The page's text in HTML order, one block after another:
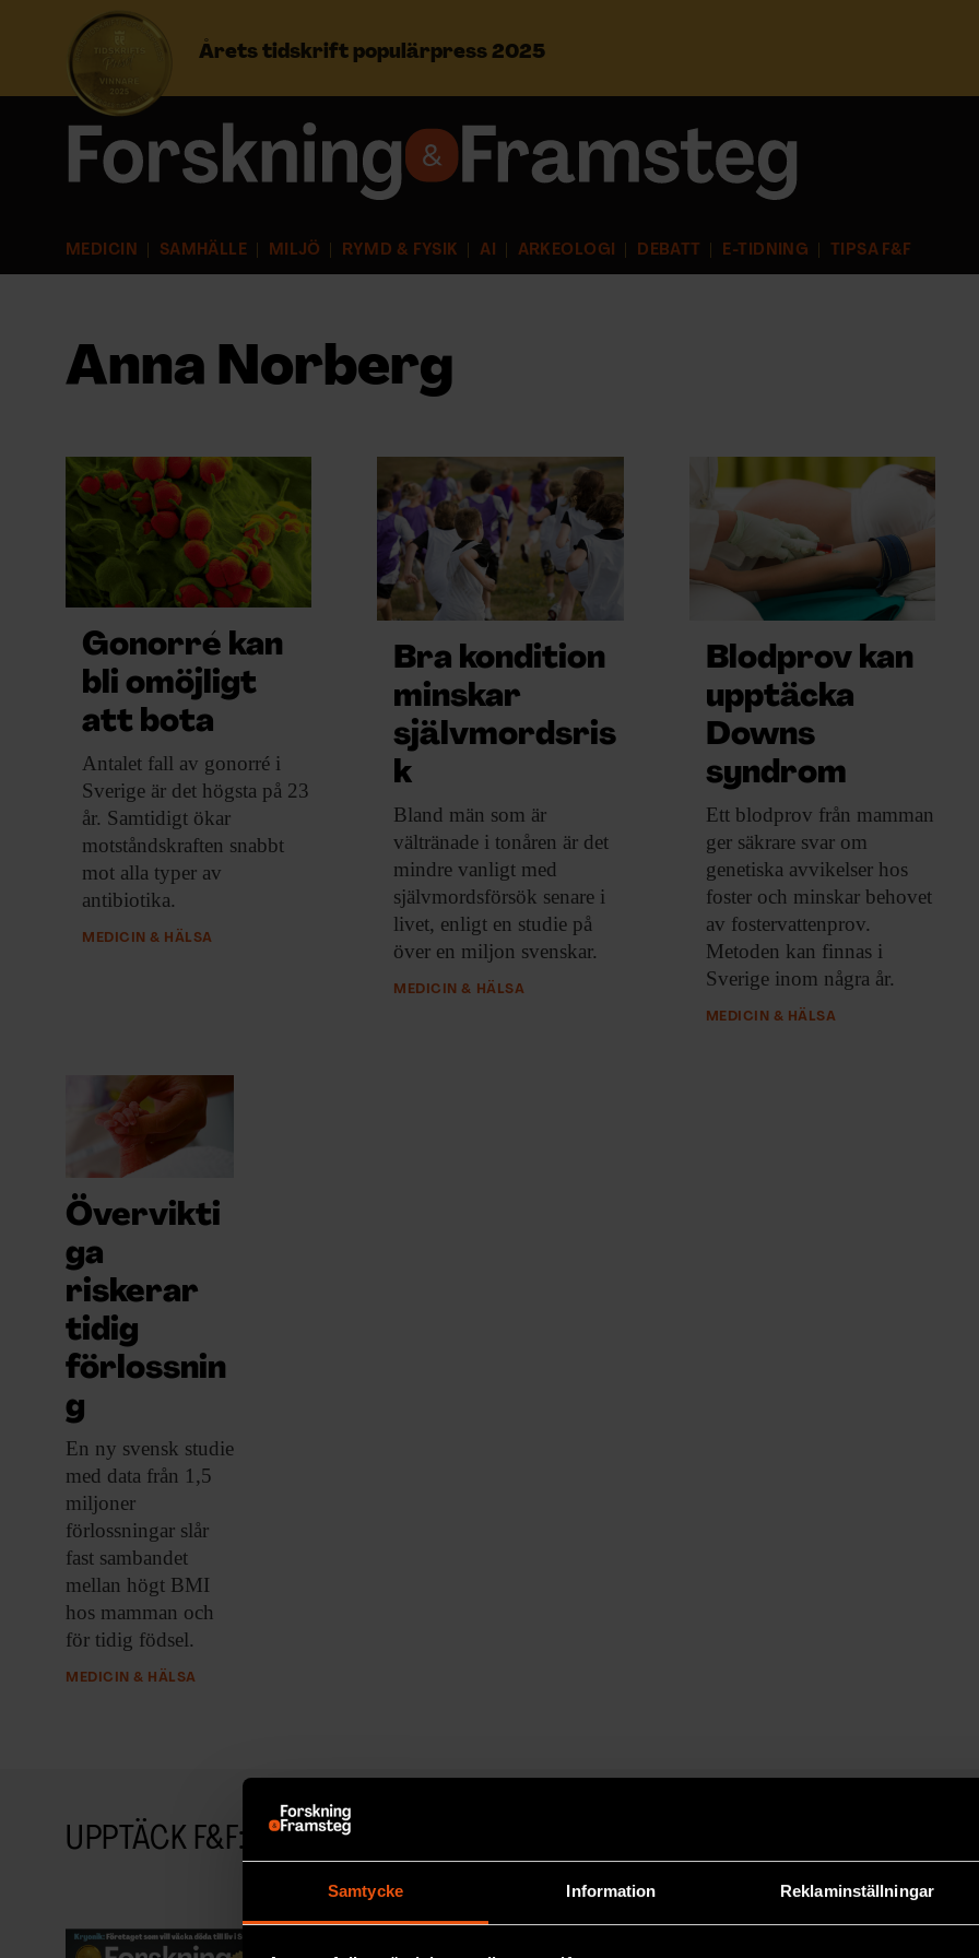
Samtycke Information Reklaminställningar
Årets tidskrift populärpress 2025
MEDICIN SAMHÄLLE MILJÖ RYMD & FYSIK AI ARKEOLOGI DEBATT E-TIDNING TIPSA F&F
r
Prenumerera
NYHETSBREV
ARKIV & E-TIDNING
EVENEMANG & RESOR
SHOP
KONTAKTA F&F
SKRIV I F&F
PRENUMERERA PÅ F&F
ANNONSERA I F&F
OM F&F
Anna Norberg
Gonorré kan
bli omöjligt
att bota
Antalet fall av gonorré i
Sverige är det högsta på 23
år. Samtidigt ökar
motståndskraften snabbt
mot alla typer av
antibiotika.
MEDICIN & HÄLSA
Bra kondition
minskar
självmordsris
k
Bland män som är
vältränade i tonåren är det
mindre vanligt med
självmordsförsök senare i
livet, enligt en studie på
över en miljon svenskar.
MEDICIN & HÄLSA
Blodprov kan
upptäcka
Downs
syndrom
Ett blodprov från mamman
ger säkrare svar om
genetiska avvikelser hos
foster och minskar behovet
av fostervattenprov.
Metoden kan finnas i
Sverige inom några år.
MEDICIN & HÄLSA
Övervikti
ga
riskerar
tidig
förlossnin
g
En ny svensk studie
med data från 1,5
miljoner
förlossningar slår
fast sambandet
mellan högt BMI
hos mamman och
för tidig födsel.
MEDICIN & HÄLSA
UPPTÄCK F&F:S ARKIV!